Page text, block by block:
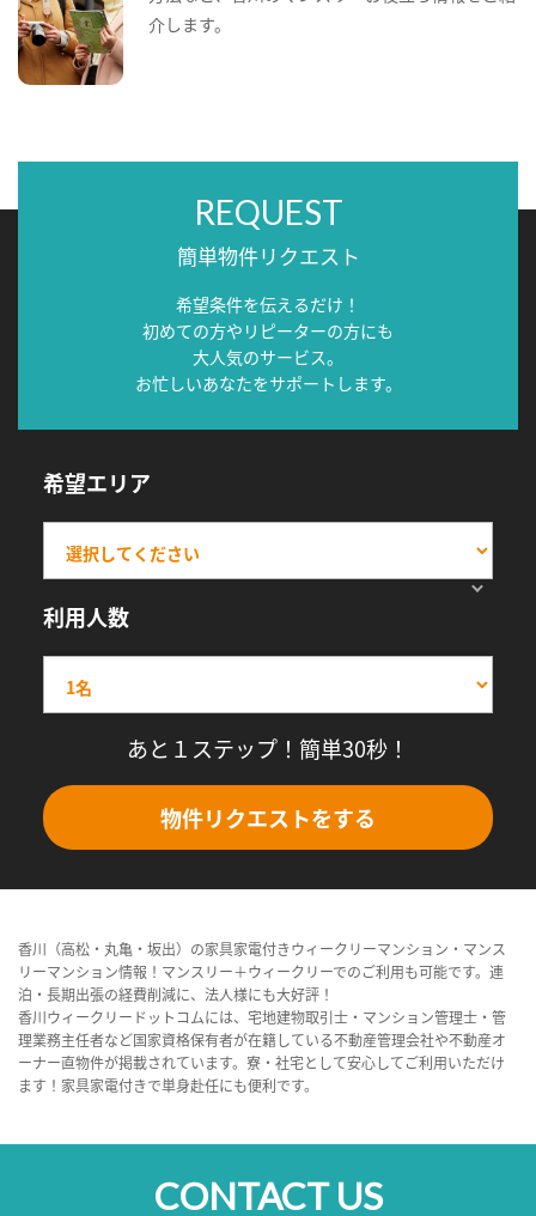
介します。
REQUEST
簡単物件リクエスト
希望条件を伝えるだけ！
初めての方やリピーターの方にも
大人気のサービス。
お忙しいあなたをサポートします。
希望エリア
利用人数
あと１ステップ！簡単30秒！
物件リクエストをする
香川（高松・丸亀・坂出）の家具家電付きウィークリーマンション・マンス
リーマンション情報！マンスリー＋ウィークリーでのご利用も可能です。連
泊・長期出張の経費削減に、法人様にも大好評！
香川ウィークリードットコムには、宅地建物取引士・マンション管理士・管
理業務主任者など国家資格保有者が在籍している不動産管理会社や不動産オ
ーナー直物件が掲載されています。寮・社宅として安心してご利用いただけ
ます！家具家電付きで単身赴任にも便利です。
CONTACT US